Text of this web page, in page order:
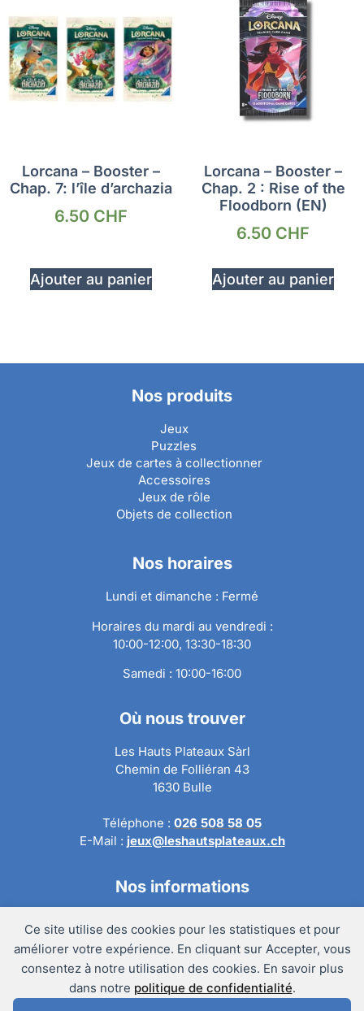
Ce site utilise des cookies pour les statistiques et pour
améliorer votre expérience. En cliquant sur Accepter, vous
consentez à notre utilisation des cookies. En savoir plus
dans notre politique de confidentialité.
Lorcana – Booster –
Chap. 7: l’île d’archazia
6.50 CHF
Ajouter au panier
Lorcana – Booster –
Chap. 2 : Rise of the
Floodborn (EN)
6.50 CHF
Ajouter au panier
Nos produits
Jeux
Puzzles
Jeux de cartes à collectionner
Accessoires
Jeux de rôle
Objets de collection
Nos horaires
Lundi et dimanche : Fermé
Horaires du mardi au vendredi :
10:00-12:00, 13:30-18:30
Samedi : 10:00-16:00
Où nous trouver
Les Hauts Plateaux Sàrl
Chemin de Folliéran 43
1630 Bulle
Téléphone : 026 508 58 05
E-Mail : jeux@leshautsplateaux.ch
Nos informations
Politique de confidentialité
Politique de retour
Mentions légales